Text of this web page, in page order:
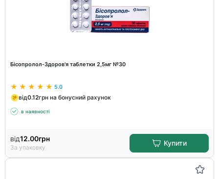
Бісопролол-Здоров'я таблетки 2,5мг №30
5.0
від0.12грн на бонусний рахунок
в наявності
від12.00грн
За упаковку
Купити